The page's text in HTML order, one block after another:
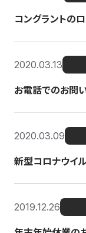
コングラントの
2020.03.13
お電話でのお問
2020.03.09
新型コロナウイ
2019.12.26